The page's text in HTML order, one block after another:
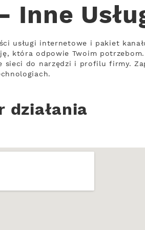
Inne
usługi internetowe i pakiet
która odpowie Twoim potrzebom.
sieci do narzędzi i profilu firmy.
działania